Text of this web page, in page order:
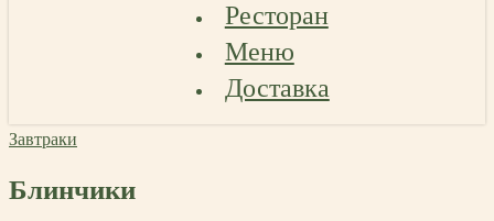
Ресторан
Меню
Доставка
Завтраки
Блинчики